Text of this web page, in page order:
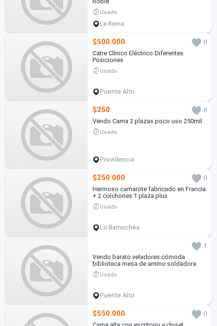
Usado
La Reina
$500.000
0
Catre Clínico Eléctrico Diferentes
Posiciones
Usado
Puente Alto
$250
0
Vendo Cama 2 plazas poco uso 250mil
Usado
Providencia
$250.000
0
Hermoso camarote fabricado en Francia
+ 2 colchones 1 plaza plus
Usado
Lo Barnechea
1
Vendo barato veladores cómoda
biblioteca mesa de arrimo soldadora
Usado
Puente Alto
$550.000
0